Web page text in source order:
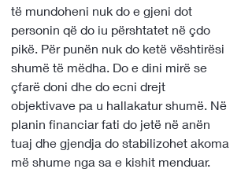
të mundoheni nuk do e gjeni dot
personin që do iu përshtatet në çdo
pikë. Për punën nuk do ketë vështirësi
shumë të mëdha. Do e dini mirë se
çfarë doni dhe do ecni drejt
objektivave pa u hallakatur shumë. Në
planin financiar fati do jetë në anën
tuaj dhe gjendja do stabilizohet akoma
më shume nga sa e kishit menduar.